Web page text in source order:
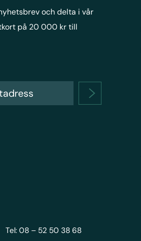
och delta i vår
på 20 000 kr till
Tel: 08 – 52 50 38 68